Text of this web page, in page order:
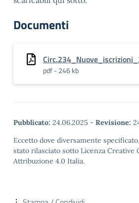
Documenti
pdf - 246 kb
Pubblicato: 24.06.2025 - Revisione:
Eccetto dove diversamente
stato rilasciato sotto Licenza Creative
Attribuzione 4.0 Italia.